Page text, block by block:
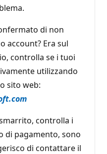
di non
account? Era sul
controlla se i tuoi
utilizzando
sito web:
controlla i
di pagamento, sono
di contattare il